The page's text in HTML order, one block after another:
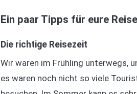
Ein paar Tipps für eure Reise
Die richtige Reisezeit
Wir waren im Frühling unterwegs,
es waren noch nicht so viele